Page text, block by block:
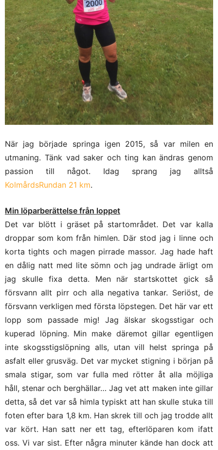
När jag började springa igen 2015, så var milen en
utmaning. Tänk vad saker och ting kan ändras genom
passion till något. Idag sprang jag alltså
KolmårdsRundan 21 km.
Min löparberättelse från loppet
Det var blött i gräset på startområdet. Det var kalla
droppar som kom från himlen. Där stod jag i linne och
korta tights och magen pirrade massor. Jag hade haft
en dålig natt med lite sömn och jag undrade ärligt om
jag skulle fixa detta. Men när startskottet gick så
försvann allt pirr och alla negativa tankar. Seriöst, de
försvann verkligen med första löpstegen. Det här var ett
lopp som passade mig! Jag älskar skogsstigar och
kuperad löpning. Min make däremot gillar egentligen
inte skogsstigslöpning alls, utan vill helst springa på
asfalt eller grusväg. Det var mycket stigning i början på
smala stigar, som var fulla med rötter åt alla möjliga
håll, stenar och berghällar… Jag vet att maken inte gillar
detta, så det var så himla typiskt att han skulle stuka till
foten efter bara 1,8 km. Han skrek till och jag trodde allt
var kört. Han satt ner ett tag, efterlöparen kom ifatt
oss. Vi var sist. Efter några minuter kände han dock att